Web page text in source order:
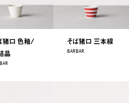
猪口 色釉/
晶
そば猪口 三本線
BARBAR